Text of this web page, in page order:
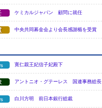
ケミカルジャパン 顧問に就任
中央共同募金会より会長感謝楯を受賞
寛仁親王妃信子妃殿下
アントニオ・グテーレス 国連事務総長
白川方明 前日本銀行総裁